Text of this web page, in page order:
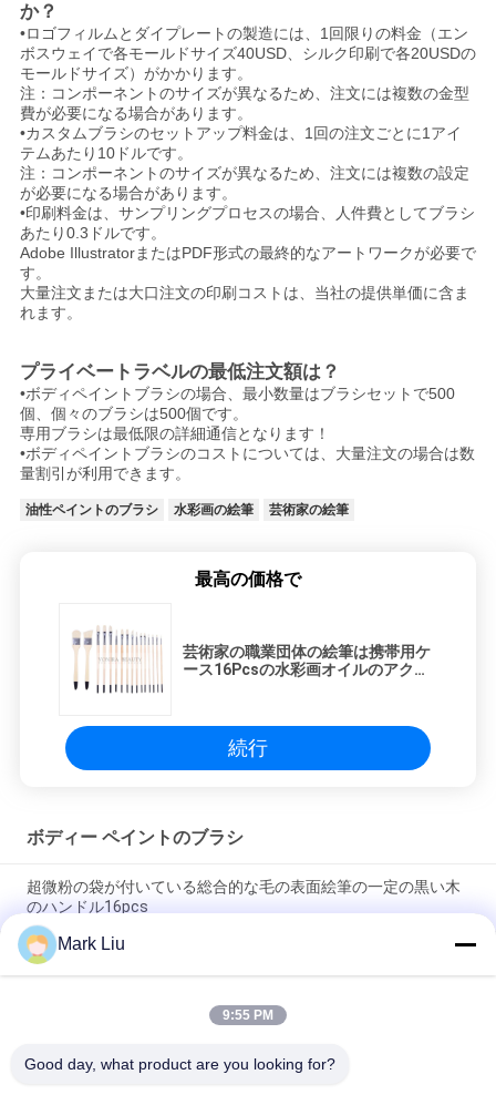
か？
•ロゴフィルムとダイプレートの製造には、1回限りの料金（エン
ボスウェイで各モールドサイズ40USD、シルク印刷で各20USDの
モールドサイズ）がかかります。
注：コンポーネントのサイズが異なるため、注文には複数の金型
費が必要になる場合があります。
•カスタムブラシのセットアップ料金は、1回の注文ごとに1アイ
テムあたり10ドルです。
注：コンポーネントのサイズが異なるため、注文には複数の設定
が必要になる場合があります。
•印刷料金は、サンプリングプロセスの場合、人件費としてブラシ
あたり0.3ドルです。
Adobe IllustratorまたはPDF形式の最終的なアートワークが必要で
す。
大量注文または大口注文の印刷コストは、当社の提供単価に含ま
れます。
プライベートラベルの最低注文額は？
•ボディペイントブラシの場合、最小数量はブラシセットで500
個、個々のブラシは500個です。
専用ブラシは最低限の詳細通信となります！
•ボディペイントブラシのコストについては、大量注文の場合は数
量割引が利用できます。
油性ペイントのブラシ 水彩画の絵筆 芸術家の絵筆
最高の価格で
芸術家の職業団体の絵筆は携帯用ケ
ース16Pcsの水彩画オイルのアクリ
続行
ボディー ペイントのブラシ
超微粉の袋が付いている総合的な毛の表面絵筆の一定の黒い木
のハンドル16pcs
10PCSは化粧品ボディ表面絵筆にナイロン毛/油性ペイントのブ
ラシを構成します
自然な動物の毛を搭載する学校の絵画のための6Pcs芸術のボデ
Mark Liu
9:55 PM
Good day, what product are you looking for?